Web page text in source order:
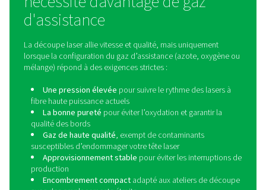
La découpe laser impose des exigences uniques aux
de gaz d’assistance, et les solutions génériques
souvent. C’est pourquoi Pneumatech a développé
de produits dédiée à la découpe laser où la
mélange et la filtration sont conçus pour fonctionner
De la production d’azote à haute pression à la
mélange de gaz optimal, en passant par la garantie
alimentation sans contaminants de la tête laser, le
PPNG MX et le PPNG LX forment une solution de
d’assistance entièrement intégrée conçue pour
qualité de coupe constante, une disponibilité élevée
performances fiables dans les environnements de